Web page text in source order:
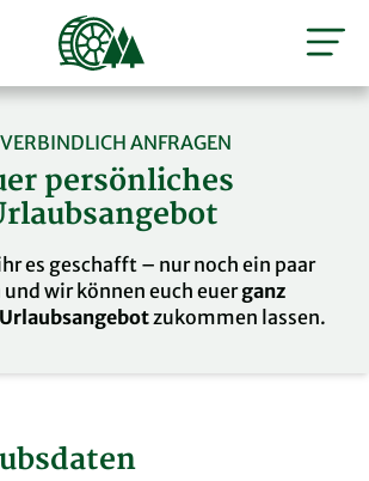
ANFRAGEN
persönliches
es geschafft – nur noch ein paar
wir können euch euerganz
zukommen lassen.